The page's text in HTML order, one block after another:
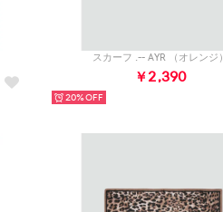
スカーフ .-- AYR （オレンジ）
￥2,390
20%